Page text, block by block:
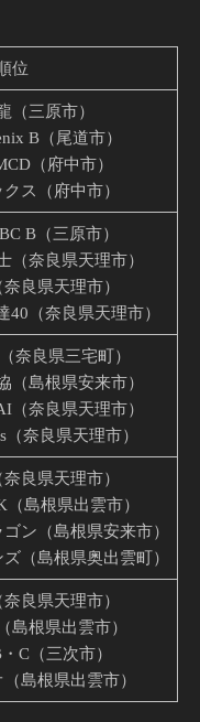
位
三原市）
B（尾道市）
（府中市）
ス（府中市）
B（三原市）
奈良県天理市）
良県天理市）
（奈良県天理市）
奈良県三宅町）
島根県安来市）
奈良県天理市）
奈良県天理市）
良県天理市）
島根県出雲市）
ン（島根県安来市）
（島根県奥出雲町）
良県天理市）
根県出雲市）
C（三次市）
島根県出雲市）